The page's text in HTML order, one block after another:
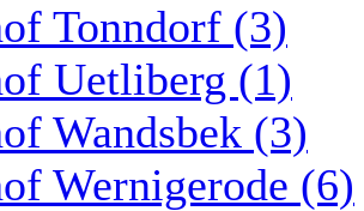
Tonndorf (3)
Uetliberg (1)
Wandsbek (3)
Wernigerode (6)